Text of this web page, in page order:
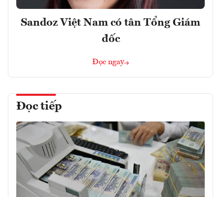
Sandoz Việt Nam có tân Tổng Giám
đốc
Đọc ngay
Đọc tiếp